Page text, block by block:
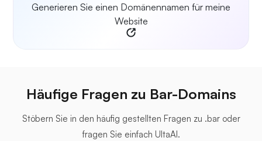
Generieren Sie einen Domänennamen für meine
Website
Häufige Fragen zu Bar-Domains
Stöbern Sie in den häufig gestellten Fragen zu .bar oder
fragen Sie einfach UltaAI.